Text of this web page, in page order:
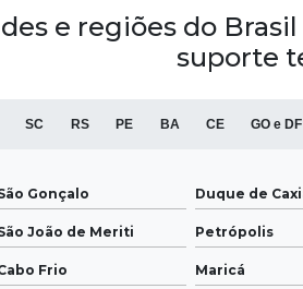
e regiões do
suporte
SC RS PE BA CE GO e DF
Gonçalo Duque de
João de Meriti Petrópolis
Frio Maricá